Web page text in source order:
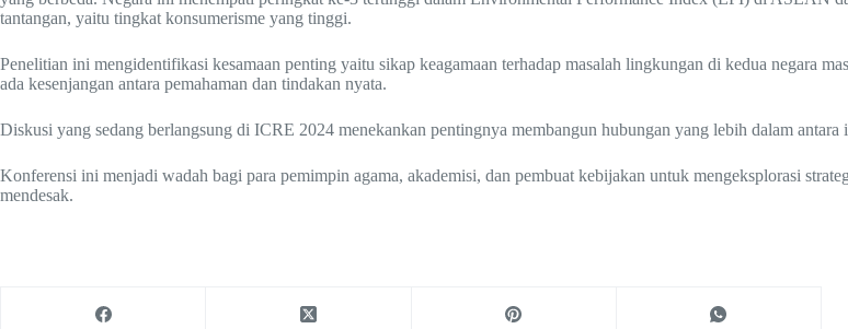
tantangan, yaitu tingkat konsumerisme yang tinggi.
Penelitian ini mengidentifikasi kesamaan penting yaitu sikap keagamaan terhadap masalah lingkungan di kedua negara
ada kesenjangan antara pemahaman dan tindakan nyata.
Diskusi yang sedang berlangsung di ICRE 2024 menekankan pentingnya membangun hubungan yang lebih dalam
Konferensi ini menjadi wadah bagi para pemimpin agama, akademisi, dan pembuat kebijakan untuk mengeksplorasi
mendesak.